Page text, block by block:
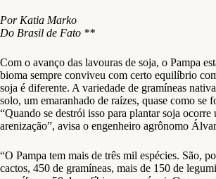
Por Katia Marko
Do Brasil de Fato **
Com o avanço das lavouras de soja, o Pampa
bioma sempre conviveu com certo equilíbrio
soja é diferente. A variedade de gramíneas
solo, um emaranhado de raízes, quase como se
“Quando se destrói isso para plantar soja ocorre
arenização”, avisa o engenheiro agrônomo
“O Pampa tem mais de três mil espécies. São,
cactos, 450 de gramíneas, mais de 150 de